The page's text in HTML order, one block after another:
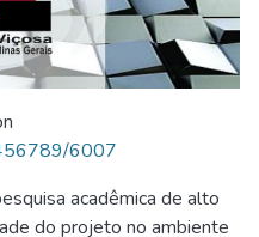
6007
acadêmica de alto
do projeto no ambiente